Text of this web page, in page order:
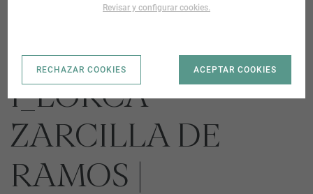
SECTOR 1-
I_LORCA
ZARCILLA DE
RAMOS |
Revisar y configurar cookies.
RECHAZAR COOKIES ACEPTAR COOKIES